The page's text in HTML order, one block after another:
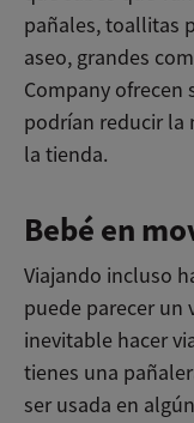
pañales, toallitas
aseo, grandes
Company ofrecen
podrían reducir la
la tienda.
Bebé en
Viajando incluso
puede parecer un
inevitable hacer
tienes una
ser usada en